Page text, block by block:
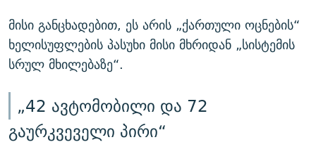
მისი განცხადებით, ეს არის „ქართული ოცნების“
ხელისუფლების პასუხი მისი მხრიდან „სისტემის
სრულ მხილებაზე“.
„42 ავტომობილი და 72
გაურკვეველი პირი“